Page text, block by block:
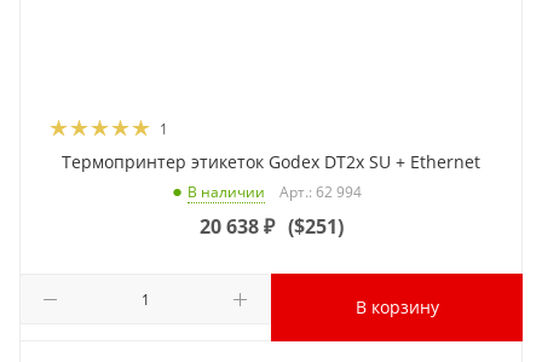
1
Термопринтер этикеток Godex DT2x SU + Ethernet
В наличии Арт.: 62 994
20 638₽ ($251)
В корзину